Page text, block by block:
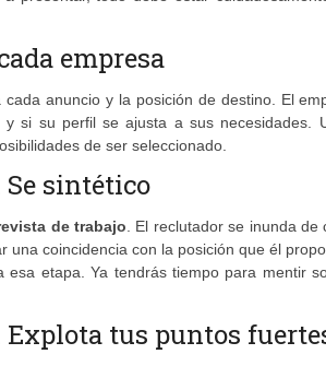
empresa
anuncio y la posición de destino. El
si su perfil se ajusta a sus necesidades.
de ser seleccionado.
sintético
de trabajo. El reclutador se inunda de
coincidencia con la posición que él
etapa. Ya tendrás tiempo para mentir
tus puntos